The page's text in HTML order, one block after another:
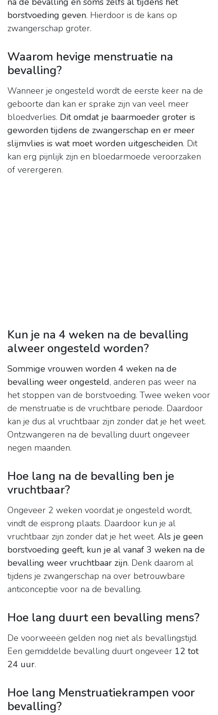
borstvoeding geven. Hierdoor is de kans op
zwangerschap groter.
Waarom hevige menstruatie na
bevalling?
Wanneer je ongesteld wordt de eerste keer na de
geboorte dan kan er sprake zijn van veel meer
bloedverlies. Dit omdat je baarmoeder groter is
geworden tijdens de zwangerschap en er meer
slijmvlies is wat moet worden uitgescheiden. Dit
kan erg pijnlijk zijn en bloedarmoede veroorzaken
of verergeren.
Kun je na 4 weken na de bevalling
alweer ongesteld worden?
Sommige vrouwen worden 4 weken na de
bevalling weer ongesteld, anderen pas weer na
het stoppen van de borstvoeding. Twee weken voor
de menstruatie is de vruchtbare periode. Daardoor
kan je dus al vruchtbaar zijn zonder dat je het weet.
Ontzwangeren na de bevalling duurt ongeveer
negen maanden.
Hoe lang na de bevalling ben je
vruchtbaar?
Ongeveer 2 weken voordat je ongesteld wordt,
vindt de eisprong plaats. Daardoor kun je al
vruchtbaar zijn zonder dat je het weet. Als je geen
borstvoeding geeft, kun je al vanaf 3 weken na de
bevalling weer vruchtbaar zijn. Denk daarom al
tijdens je zwangerschap na over betrouwbare
anticonceptie voor na de bevalling.
Hoe lang duurt een bevalling mens?
De voorweeën gelden nog niet als bevallingstijd.
Een gemiddelde bevalling duurt ongeveer 12 tot
24 uur.
Hoe lang Menstruatiekrampen voor
bevalling?